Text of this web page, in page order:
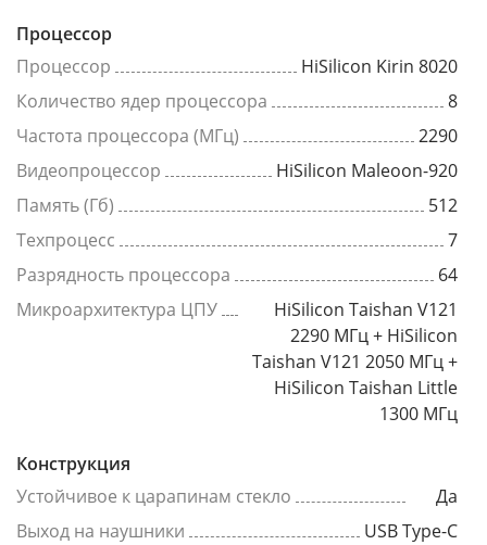
Процессор
Процессор
HiSilicon Kirin 8020
Количество ядер процессора
8
Частота процессора (МГц)
2290
Видеопроцессор
HiSilicon Maleoon-920
Память (Гб)
512
Техпроцесс
7
Разрядность процессора
64
Микроархитектура ЦПУ
HiSilicon Taishan V121
2290 МГц + HiSilicon
Taishan V121 2050 МГц +
HiSilicon Taishan Little
1300 МГц
Конструкция
Устойчивое к царапинам стекло
Да
Выход на наушники
USB Type-C